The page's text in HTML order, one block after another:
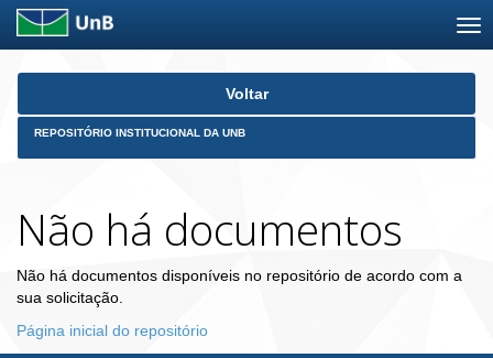
Skip
Voltar
REPOSITÓRIO INSTITUCIONAL DA UNB
Não há documentos
Não há documentos disponíveis no repositório de acordo com a
sua solicitação.
Página inicial do repositório